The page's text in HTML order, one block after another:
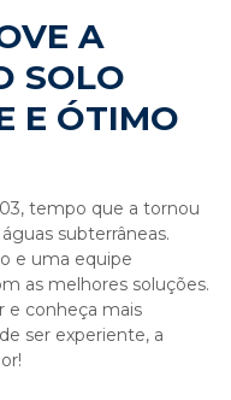
A
SOLO
E ÓTIMO
tempo que a tornou
subterrâneas.
e uma equipe
as melhores soluções.
e conheça mais
ser experiente, a